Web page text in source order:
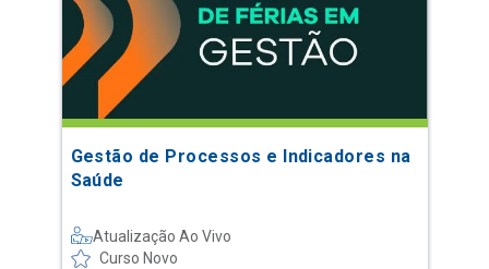
Gestão de Processos e Indicadores na
Saúde
Atualização Ao Vivo
Curso Novo